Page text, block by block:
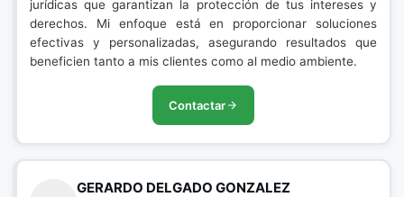
jurídicas que garantizan la protección de tus intereses y
derechos. Mi enfoque está en proporcionar soluciones
efectivas y personalizadas, asegurando resultados que
beneficien tanto a mis clientes como al medio ambiente.
Contactar
GERARDO DELGADO GONZALEZ